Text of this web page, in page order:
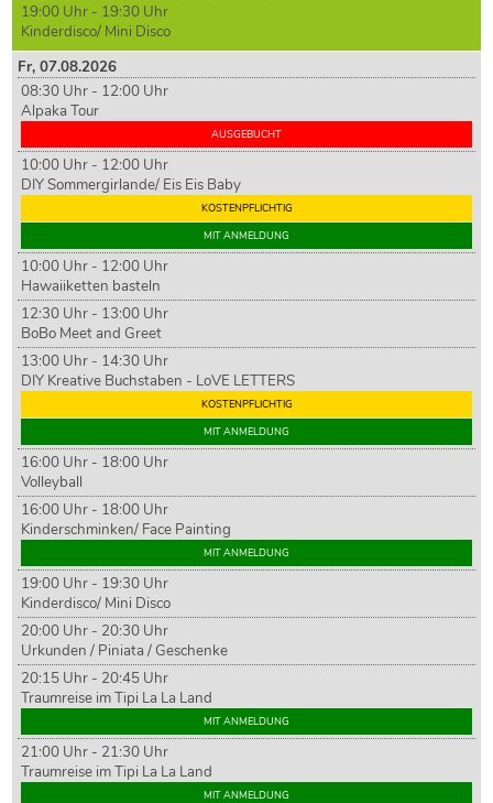
19:00 Uhr - 19:30 Uhr
Kinderdisco/ Mini Disco
Fr,07.08.2026
08:30 Uhr - 12:00 Uhr
Alpaka Tour
AUSGEBUCHT
10:00 Uhr - 12:00 Uhr
DIY Sommergirlande/ Eis Eis Baby
KOSTENPFLICHTIG
MIT ANMELDUNG
10:00 Uhr - 12:00 Uhr
Hawaiiketten basteln
12:30 Uhr - 13:00 Uhr
BoBo Meet and Greet
13:00 Uhr - 14:30 Uhr
DIY Kreative Buchstaben - LoVE LETTERS
KOSTENPFLICHTIG
MIT ANMELDUNG
16:00 Uhr - 18:00 Uhr
Volleyball
16:00 Uhr - 18:00 Uhr
Kinderschminken/ Face Painting
MIT ANMELDUNG
19:00 Uhr - 19:30 Uhr
Kinderdisco/ Mini Disco
20:00 Uhr - 20:30 Uhr
Urkunden / Piniata / Geschenke
20:15 Uhr - 20:45 Uhr
Traumreise im Tipi La La Land
MIT ANMELDUNG
21:00 Uhr - 21:30 Uhr
Traumreise im Tipi La La Land
MIT ANMELDUNG